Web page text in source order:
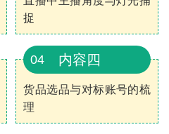
捉
04 内容四
货品选品与对标账号的梳
理